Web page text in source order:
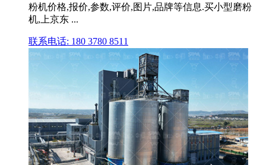
粉机价格,报价,参数,评价,图片,品牌等信息.买小型磨粉
机,上京东 ...
联系电话: 180 3780 8511